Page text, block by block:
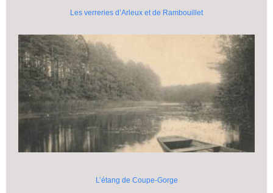
Les verreries d’Arleux et de Rambouillet
L’étang de Coupe-Gorge